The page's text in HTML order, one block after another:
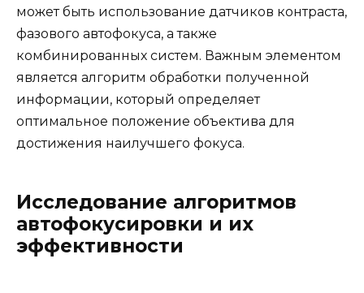
может быть использование датчиков контраста,
фазового автофокуса, а также
комбинированных систем. Важным элементом
является алгоритм обработки полученной
информации, который определяет
оптимальное положение объектива для
достижения наилучшего фокуса.
Исследование алгоритмов
автофокусировки и их
эффективности